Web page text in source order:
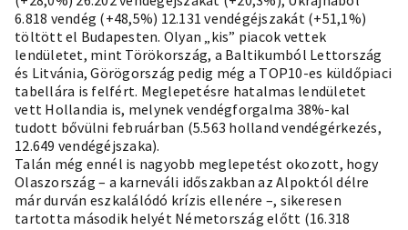
6.818 vendég (+48,5%) 12.131 vendégéjszakát (+51,1%)
töltött el Budapesten. Olyan „kis” piacok vettek
lendületet, mint Törökország, a Baltikumból Lettország
és Litvánia, Görögország pedig még a TOP10-es küldőpiaci
tabellára is felfért. Meglepetésre hatalmas lendületet
vett Hollandia is, melynek vendégforgalma 38%-kal
tudott bővülni februárban (5.563 holland vendégérkezés,
12.649 vendégéjszaka).
Talán még ennél is nagyobb meglepetést okozott, hogy
Olaszország – a karneváli időszakban az Alpoktól délre
már durván eszkalálódó krízis ellenére –, sikeresen
tartotta második helyét Németország előtt (16.318